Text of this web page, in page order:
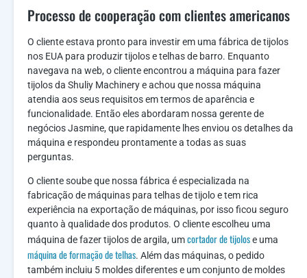
Processo de cooperação com clientes americanos
O cliente estava pronto para investir em uma fábrica de tijolos
nos EUA para produzir tijolos e telhas de barro. Enquanto
navegava na web, o cliente encontrou a máquina para fazer
tijolos da Shuliy Machinery e achou que nossa máquina
atendia aos seus requisitos em termos de aparência e
funcionalidade. Então eles abordaram nossa gerente de
negócios Jasmine, que rapidamente lhes enviou os detalhes da
máquina e respondeu prontamente a todas as suas
perguntas.
O cliente soube que nossa fábrica é especializada na
fabricação de máquinas para telhas de tijolo e tem rica
experiência na exportação de máquinas, por isso ficou seguro
quanto à qualidade dos produtos. O cliente escolheu uma
máquina de fazer tijolos de argila, umcortador de tijolose uma
máquina de formação de telhas. Além das máquinas, o pedido
também incluiu 5 moldes diferentes e um conjunto de moldes